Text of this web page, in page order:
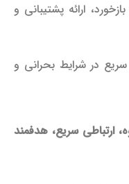
ارائه پشتیبانی و
سریع در شرایط بحرانی و
ارتباطی سریع، هدفمند